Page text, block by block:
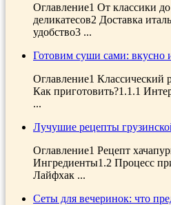
Оглавление1 От классики
деликатесов2 Доставка
удобство3 ...
Готовим суши сами: вкусно
Оглавление1 Классический
Как приготовить?1.1.1
...
Лучушие рецепты
Оглавление1 Рецепт
Ингредиенты1.2 Процесс
Лайфхак ...
Сеты для вечеринок: что